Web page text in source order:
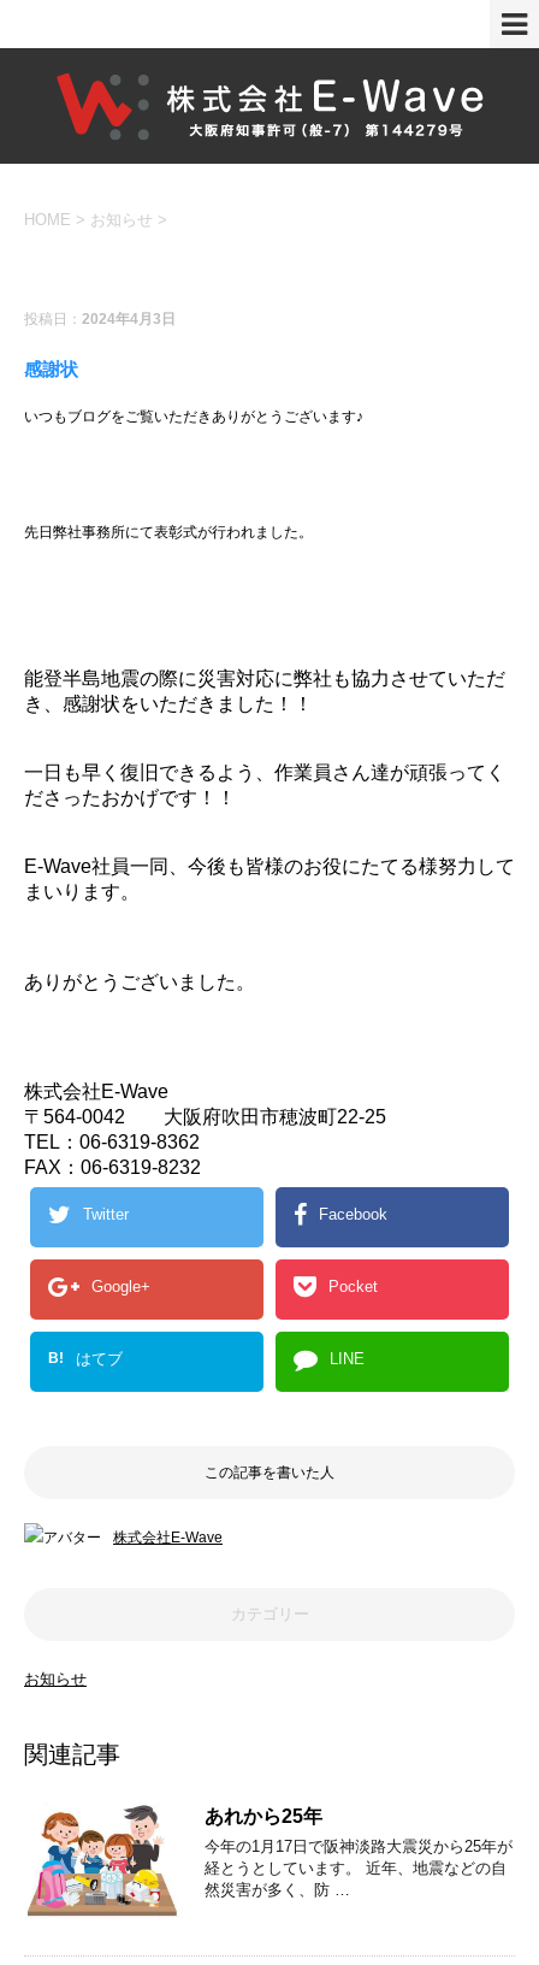
HOME > お知らせ >
投稿日： 2024年4月3日
感謝状
いつもブログをご覧いただきありがとうございます♪
先日弊社事務所にて表彰式が行われました。
能登半島地震の際に災害対応に弊社も協力させていただ
き、感謝状をいただきました！！
一日も早く復旧できるよう、作業員さん達が頑張ってく
ださったおかげです！！
E-Wave社員一同、今後も皆様のお役にたてる様努力して
まいります。
ありがとうございました。
株式会社E-Wave
〒564-0042 大阪府吹田市穂波町22-25
TEL：06-6319-8362
FAX：06-6319-8232
Twitter Facebook
Google+ Pocket
B! はてブ LINE
この記事を書いた人
株式会社E-Wave
カテゴリー
お知らせ
関連記事
あれから25年
今年の1月17日で阪神淡路大震災から25年が
経とうとしています。 近年、地震などの自
然災害が多く、防 …